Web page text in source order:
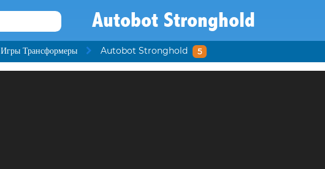
Autobot Stronghold
Игры Трансформеры Autobot Stronghold 5